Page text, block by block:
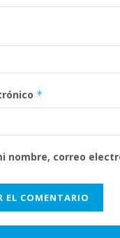
*
nombre, correo